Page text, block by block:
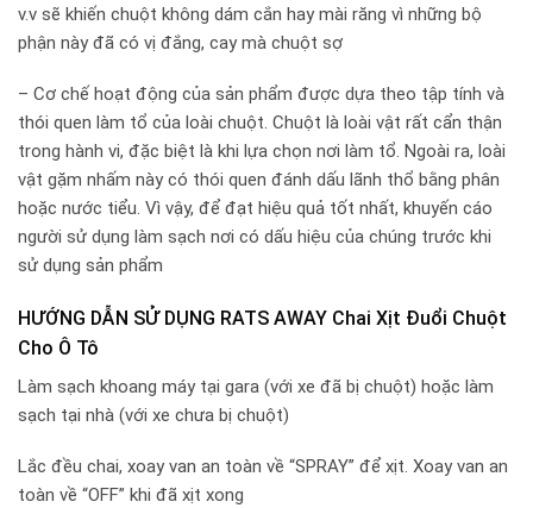
v.v sẽ khiến chuột không dám cắn hay mài răng vì những bộ
phận này đã có vị đắng, cay mà chuột sợ
– Cơ chế hoạt động của sản phẩm được dựa theo tập tính và
thói quen làm tổ của loài chuột. Chuột là loài vật rất cẩn thận
trong hành vi, đặc biệt là khi lựa chọn nơi làm tổ. Ngoài ra, loài
vật gặm nhấm này có thói quen đánh dấu lãnh thổ bằng phân
hoặc nước tiểu. Vì vậy, để đạt hiệu quả tốt nhất, khuyến cáo
người sử dụng làm sạch nơi có dấu hiệu của chúng trước khi
sử dụng sản phẩm
HƯỚNG DẪN SỬ DỤNG RATS AWAY Chai Xịt Đuổi Chuột
Cho Ô Tô
Làm sạch khoang máy tại gara (với xe đã bị chuột) hoặc làm
sạch tại nhà (với xe chưa bị chuột)
Lắc đều chai, xoay van an toàn về “SPRAY” để xịt. Xoay van an
toàn về “OFF” khi đã xịt xong